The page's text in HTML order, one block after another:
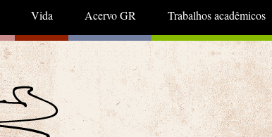
Vida Acervo GR Trabalhos acadêmicos